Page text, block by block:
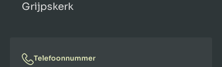
Grijpskerk
Telefoonnummer